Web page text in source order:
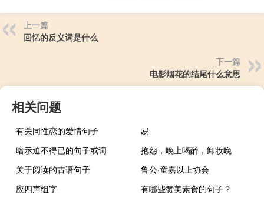
上一篇
回忆的反义词是什么
下一篇
电影烟花的结尾什么意思
相关问题
有关同性恋的爱情句子
易
暗示迫不得已的句子或词
抱怨，晚上喝醉，卸妆晚
关于阅读的古语句子
鲁公·童嘉以上协会
应四声组字
有哪些赞美素食的句子？